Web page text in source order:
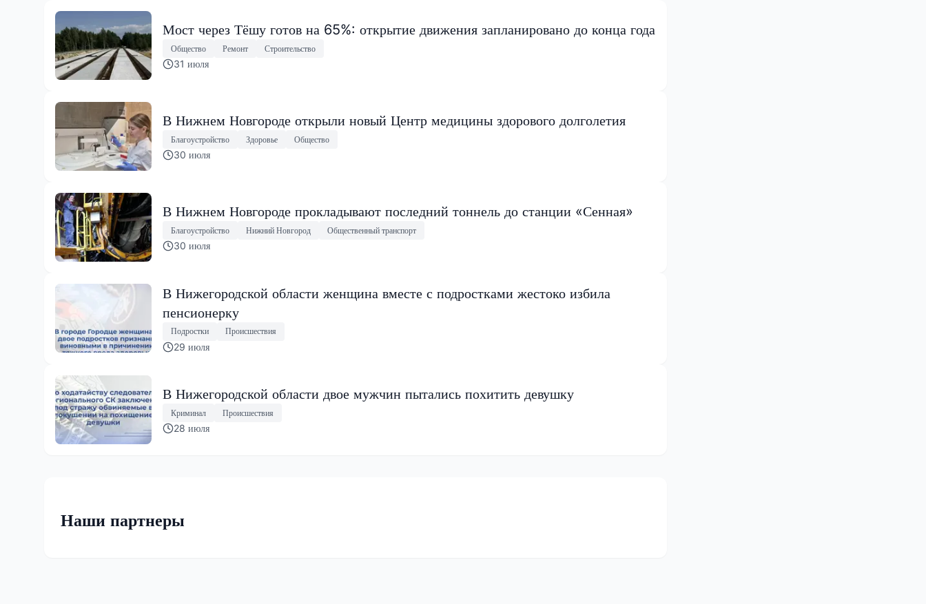
Мост через Тёшу готов на 65%: открытие движения запланировано до конца года
Общество Ремонт Строительство
31 июля
В Нижнем Новгороде открыли новый Центр медицины здорового долголетия
Благоустройство Здоровье Общество
30 июля
В Нижнем Новгороде прокладывают последний тоннель до станции «Сенная»
Благоустройство Нижний Новгород Общественный транспорт
30 июля
В Нижегородской области женщина вместе с подростками жестоко избила
пенсионерку
Подростки Происшествия
29 июля
В Нижегородской области двое мужчин пытались похитить девушку
Криминал Происшествия
28 июля
Наши партнеры